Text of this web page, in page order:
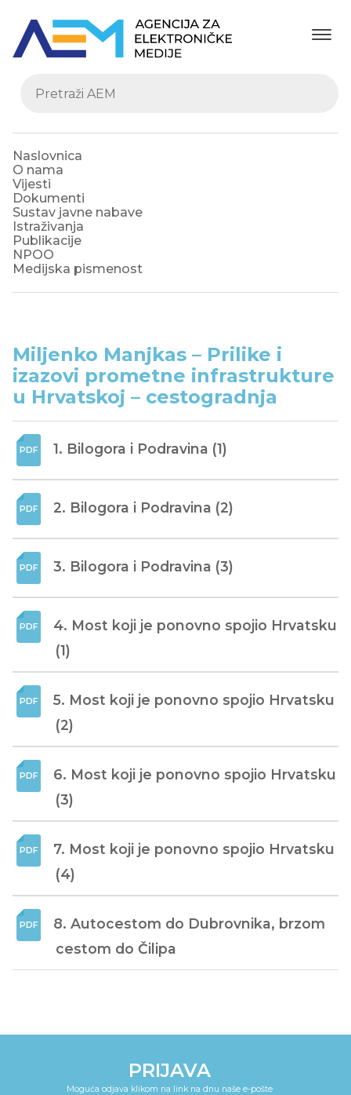
Naslovnica
O nama
Vijesti
Dokumenti
Sustav javne nabave
Istraživanja
Publikacije
NPOO
Medijska pismenost
Miljenko Manjkas – Prilike i
izazovi prometne infrastrukture
u Hrvatskoj – cestogradnja
1. Bilogora i Podravina (1)
2. Bilogora i Podravina (2)
3. Bilogora i Podravina (3)
4. Most koji je ponovno spojio Hrvatsku
(1)
5. Most koji je ponovno spojio Hrvatsku
(2)
6. Most koji je ponovno spojio Hrvatsku
(3)
7. Most koji je ponovno spojio Hrvatsku
(4)
8. Autocestom do Dubrovnika, brzom
cestom do Čilipa
PRIJAVA
Moguća odjava klikom na link na dnu naše e-pošte